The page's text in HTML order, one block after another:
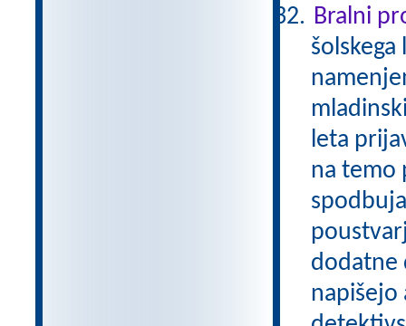
Bralni
leta
na temo
dodatne
napišejo